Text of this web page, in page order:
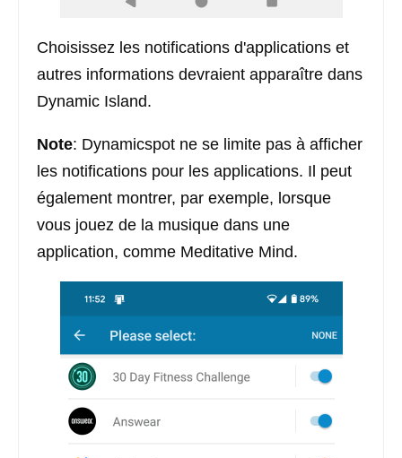
Choisissez les notifications d'applications et
autres informations devraient apparaître dans
Dynamic Island.
Note: Dynamicspot ne se limite pas à afficher
les notifications pour les applications. Il peut
également montrer, par exemple, lorsque
vous jouez de la musique dans une
application, comme Meditative Mind.